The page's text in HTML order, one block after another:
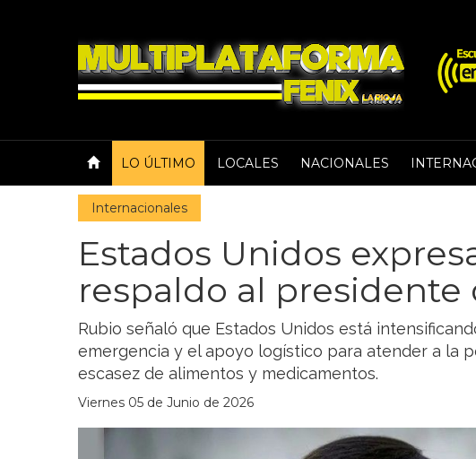
LO ÚLTIMO LOCALES NACIONALES
Internacionales
Estados Unidos
respaldo al presidente
Rubio señaló que Estados Unidos está
emergencia y el apoyo logístico para atender a la
escasez de alimentos y medicamentos.
Viernes 05 de Junio de 2026